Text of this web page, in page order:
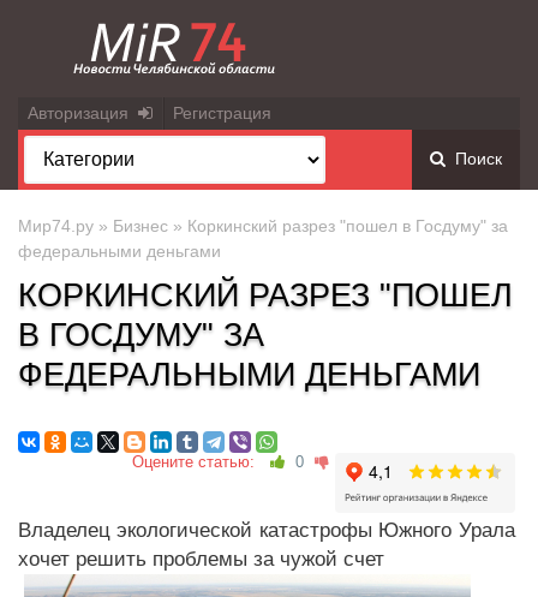
Авторизация Регистрация
Поиск
Мир74.ру » Бизнес » Коркинский разрез "пошел в Госдуму" за
федеральными деньгами
КОРКИНСКИЙ РАЗРЕЗ "ПОШЕЛ
В ГОСДУМУ" ЗА
ФЕДЕРАЛЬНЫМИ ДЕНЬГАМИ
Оцените статью: 0
Владелец экологической катастрофы Южного Урала
хочет решить проблемы за чужой счет